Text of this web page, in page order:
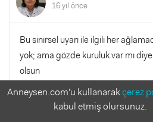
16 yıl önce
Bu sinirsel uyarı ile ilgili her
yok; ama gözde kuruluk var mı
olsun
0
Anneysen.com'u kullanarakçerez
kabul etmiş olursunuz.